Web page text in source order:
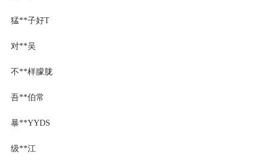
猛**子好T
对**吴
不**样朦胧
吾**伯常
暴**YYDS
级**江